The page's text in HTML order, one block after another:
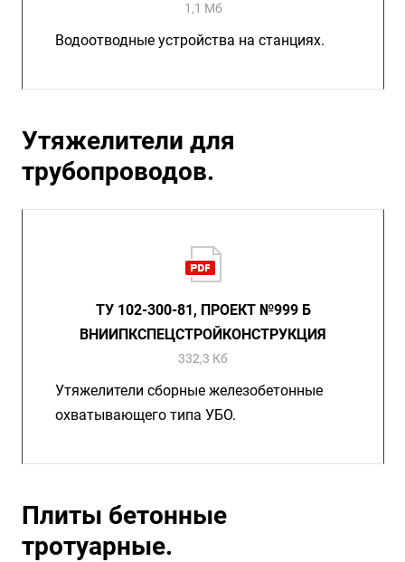
1,1 Мб
Водоотводные устройства на станциях.
Утяжелители для
трубопроводов.
ТУ 102-300-81, ПРОЕКТ №999 Б
ВНИИПКСПЕЦСТРОЙКОНСТРУКЦИЯ
332,3 Кб
Утяжелители сборные железобетонные
охватывающего типа УБО.
Плиты бетонные
тротуарные.